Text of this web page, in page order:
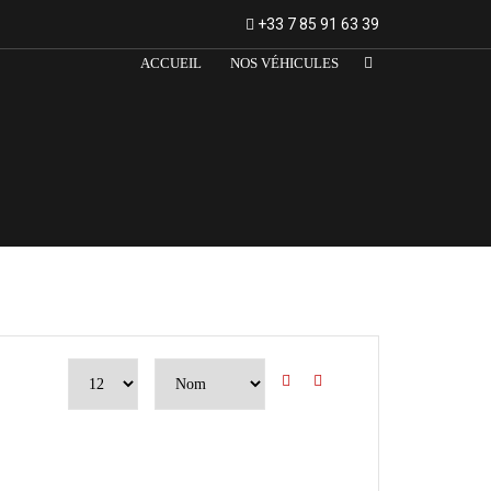
+33 7 85 91 63 39
ACCUEIL NOS VÉHICULES